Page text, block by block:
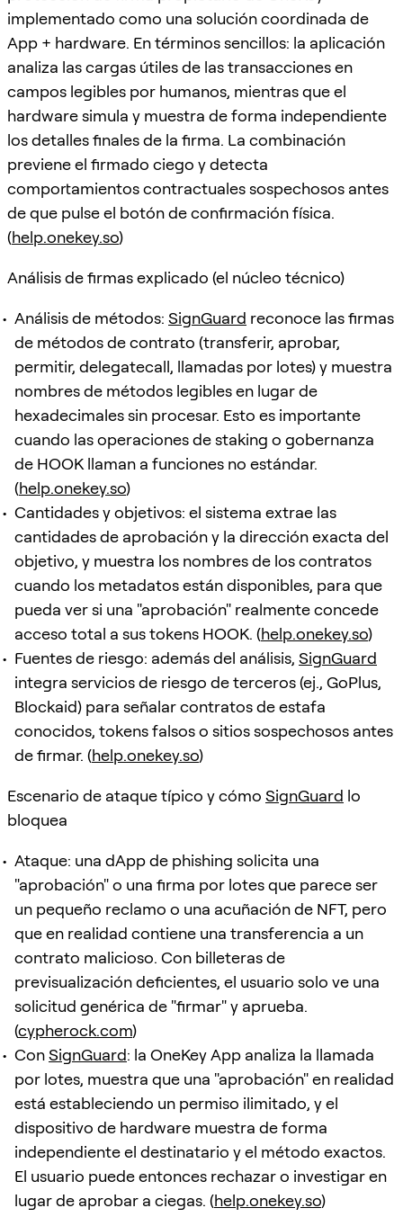
implementado como una solución coordinada de
App + hardware. En términos sencillos: la aplicación
analiza las cargas útiles de las transacciones en
campos legibles por humanos, mientras que el
hardware simula y muestra de forma independiente
los detalles finales de la firma. La combinación
previene el firmado ciego y detecta
comportamientos contractuales sospechosos antes
de que pulse el botón de confirmación física.
(help.onekey.so)
Análisis de firmas explicado (el núcleo técnico)
Análisis de métodos: SignGuard reconoce las firmas
de métodos de contrato (transferir, aprobar,
permitir, delegatecall, llamadas por lotes) y muestra
nombres de métodos legibles en lugar de
hexadecimales sin procesar. Esto es importante
cuando las operaciones de staking o gobernanza
de HOOK llaman a funciones no estándar.
(help.onekey.so)
Cantidades y objetivos: el sistema extrae las
cantidades de aprobación y la dirección exacta del
objetivo, y muestra los nombres de los contratos
cuando los metadatos están disponibles, para que
pueda ver si una "aprobación" realmente concede
acceso total a sus tokens HOOK. (help.onekey.so)
Fuentes de riesgo: además del análisis, SignGuard
integra servicios de riesgo de terceros (ej., GoPlus,
Blockaid) para señalar contratos de estafa
conocidos, tokens falsos o sitios sospechosos antes
de firmar. (help.onekey.so)
Escenario de ataque típico y cómo SignGuard lo
bloquea
Ataque: una dApp de phishing solicita una
"aprobación" o una firma por lotes que parece ser
un pequeño reclamo o una acuñación de NFT, pero
que en realidad contiene una transferencia a un
contrato malicioso. Con billeteras de
previsualización deficientes, el usuario solo ve una
solicitud genérica de "firmar" y aprueba.
(cypherock.com)
ConSignGuard: la OneKey App analiza la llamada
por lotes, muestra que una "aprobación" en realidad
está estableciendo un permiso ilimitado, y el
dispositivo de hardware muestra de forma
independiente el destinatario y el método exactos.
El usuario puede entonces rechazar o investigar en
lugar de aprobar a ciegas. (help.onekey.so)